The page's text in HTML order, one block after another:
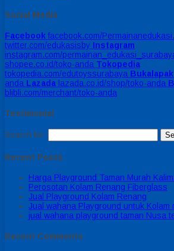
Social Media
Facebook facebook.com/
twitter.com/edukasisby Instagram
instagram.com/
shopee.co.id/toko-anda Tokopedia
tokopedia.com/edutoyssurabaya Bukalapak
anda Lazada lazada.co.id/shop/toko-anda
blibli.com/merchant/toko-anda
Testimonial
Search for:
Recent Posts
Harga Playground Taman Murah
Perosotan Kolam Renang Fiberglass
Jual Playground Kolam Renang
Jual wahana Playground untuk Kolam
jual wahana playground taman Nusa
Recent Comments